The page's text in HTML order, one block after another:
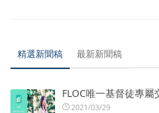
精選新聞稿 最新新聞稿
FLOC唯一基督徒專
2021/03/29